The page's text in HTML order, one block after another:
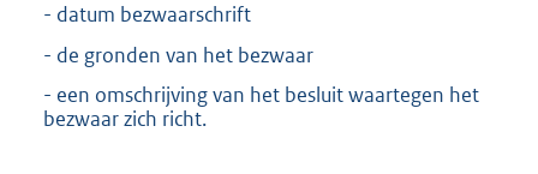
- datum bezwaarschrift
- de gronden van het bezwaar
- een omschrijving van het besluit waartegen het
bezwaar zich richt.